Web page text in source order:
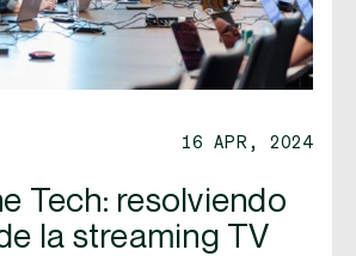
16 APR, 2024
Tech: resolviendo
la streaming TV